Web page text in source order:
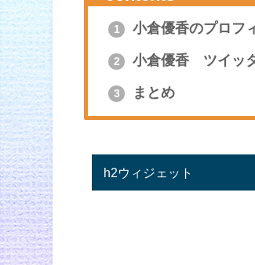
1 小倉優香のプロフ
2 小倉優香 ツイッ
3 まとめ
h2ウィジェット